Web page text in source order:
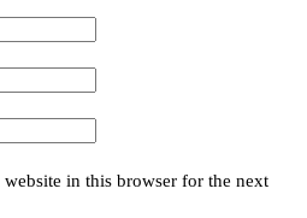
in this browser for the next